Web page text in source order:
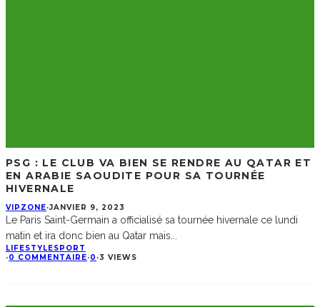
PSG : LE CLUB VA BIEN SE RENDRE AU QATAR ET
EN ARABIE SAOUDITE POUR SA TOURNÉE
HIVERNALE
VIPZONE·JANVIER 9, 2023
Le Paris Saint-Germain a officialisé sa tournée hivernale ce lundi
matin et ira donc bien au Qatar mais...
LIFESTYLESPORT
·0 COMMENTAIRE·0 ·3 VIEWS